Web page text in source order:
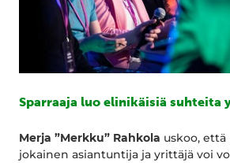
Sparraaja luo elinikäisiä suhteita
Merja ”Merkku” Rahkola uskoo, että
jokainen asiantuntija ja yrittäjä voi